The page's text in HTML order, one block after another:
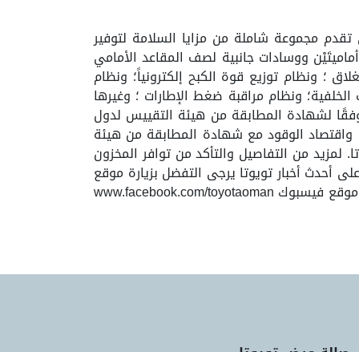
مجموعة شاملة من مزايا السلامة لتوفير
وسادتَيْن أماميتَيْن ووسادات جانبية لصف المقاعد الأمامي
؛ ونظام توزيع قوة الكبح إلكترونياً؛ ونظام
ونظام مراقبة ضغط الإطارات ؛ وغيرها
لشهادة المطابقة من هيئة التقييس لدول
واقتصاد الوقود مع شهادة المطابقة من هيئة
من التفاصيل والتأكد من توافر المخزون
أحدث أخبار تويوتا يرجى التفضل بزيارة موقع
تويوتا عُمان www.toyotaoman.com أو قناتها على موقع يوتيوب www.youtube.com/toyotaoman أو صفحتها على موقع فيسبوك www.facebook.com/toyotaoman